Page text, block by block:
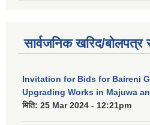
सार्वजनिक खरिद/बोलपत्र
Invitation for Bids for Baireni
Upgrading Works in Majuwa
मिति: 25 Mar 2024 - 12:21pm